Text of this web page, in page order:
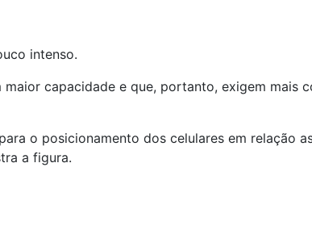
intenso.
capacidade e que, portanto, exigem mais
o posicionamento dos celulares em relação
a figura.